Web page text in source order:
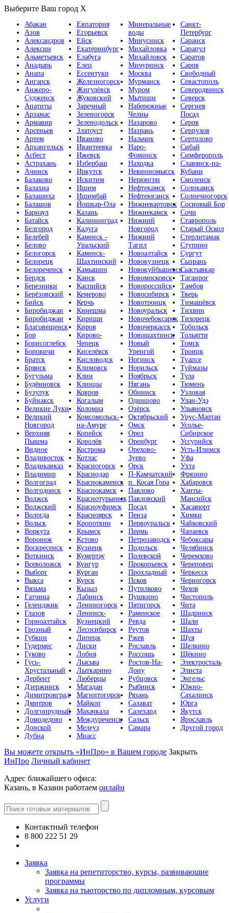
Выберите Ваш город X
Абакан
Азов
Александров
Алексин
Альметьевск
Анадырь
Анапа
Ангарск
Анжеро-
Судженск
Апатиты
Арзамас
Армавир
Арсеньев
Артем
Архангельск
Асбест
Астрахань
Ачинск
Балаково
Балахна
Балашиха
Балашов
Барнаул
Батайск
Белгород
Белебей
Белово
Белогорск
Белорецк
Белореченск
Бердск
Березники
Берёзовский
Бийск
Биробиджан
Биробиджан
Благовещенск
Бор
Борисоглебск
Боровичи
Братск
Брянск
Бугульма
Будённовск
Бузулук
Буйнакск
Великие Луки
Великий
Новгород
Верхняя
Пышма
Видное
Владивосток
Владикавказ
Владимир
Волгоград
Волгодонск
Волжск
Волжский
Вологда
Вольск
Воркута
Воронеж
Воскресенск
Воткинск
Всеволожск
Выборг
Выкса
Вязьма
Гатчина
Геленджик
Глазов
Горноалтайск
Грозный
Губкин
Гудермес
Гуково
Гусь-
Хрустальный
Дербент
Дзержинск
Димитровград
Дмитров
Долгопрудный
Домодедово
Донской
Дубна
Евпатория
Егорьевск
Ейск
Екатеринбург
Елабуга
Елец
Ессентуки
Железногорск
Жигулёвск
Жуковский
Заречный
Зеленогорск
Зеленодольск
Златоуст
Иваново
Ивантеевка
Ижевск
Избербаш
Иркутск
Искитим
Ишим
Ишимбай
Йошкар-Ола
Казань
Калининград
Калуга
Каменск -
Уральский
Каменск-
Шахтинский
Камышин
Канск
Каспийск
Кемерово
Керчь
Кинешма
Кириши
Киров
Кирово-
Чепецк
Киселёвск
Кисловодск
Климовск
Клин
Клинцы
Ковров
Когалым
Коломна
Комсомольск-
на-Амуре
Копейск
Королёв
Кострома
Котлас
Красногорск
Краснодар
Краснокаменск
Краснокамск
Краснотурьинск
Красноуфимск
Красноярск
Кропоткин
Крымск
Кстово
Кузнецк
Кумертау
Кунгур
Курган
Курск
Кызыл
Лабинск
Лениногорск
Ленинск-
Кузнецкий
Лесосибирск
Липецк
Лиски
Лобня
Лысьва
Лыткарино
Люберцы
Магадан
Магнитогорск
Майкоп
Махачкала
Междуреченск
Мелеуз
Миасс
Минеральные
воды
Минусинск
Михайловка
Михайловск
Мичуринск
Москва
Мурманск
Муром
Мытищи
Набережные
Челны
Назарово
Назрань
Нальчик
Наро-
Фоминск
Находка
Невинномысск
Нерюнгри
Нефтекамск
Нефтеюганск
Нижневартовск
Нижнекамск
Нижний
Новгород
Нижний
Тагил
Новоалтайск
Новокузнецк
Новокуйбышевск
Новомосковск
Новороссийск
Новосибирск
Новотроицк
Новоуральск
Новочебоксарск
Новочеркасск
Новошахтинск
Новый
Уренгой
Ногинск
Норильск
Ноябрьск
Нягань
Обнинск
Одинцово
Озёрск
Октябрьский
Омск
Орел
Оренбург
Орехово-
Зуево
Орск
П-Камчатский
п. Косая Гора
Павлово
Павловский
Посад
Пенза
Первоуральск
Пермь
Петрозаводск
Подольск
Полевской
Прокопьевск
Прохладный
Псков
Путилково
Пушкино
Пятигорск
Раменское
Ревда
Реутов
Ржев
Рославль
Россошь
Ростов-На-
Дону
Рубцовск
Рыбинск
Рязань
Салават
Салехард
Сальск
Самара
Санкт-
Петербург
Саранск
Сарапул
Саратов
Саров
Свободный
Севастополь
Северодвинск
Северск
Сергиев
Посад
Серов
Серпухов
Сертолово
Сибай
Симферополь
Славянск-на-
Кубани
Смоленск
Соликамск
Солнечногорск
Сосновый Бор
Сочи
Ставрополь
Старый Оскол
Стерлитамак
Ступино
Сургут
Сызрань
Сыктывкар
Таганрог
Тамбов
Тверь
Тимашёвск
Тихвин
Тихорецк
Тобольск
Тольятти
Томск
Троицк
Туапсе
Туймазы
Тула
Тюмень
Узловая
Улан-Удэ
Ульяновск
Урус-Мартан
Усолье-
Сибирское
Уссурийск
Усть-Илимск
Уфа
Ухта
Фрязино
Хабаровск
Ханты-
Мансийск
Хасавюрт
Химки
Чайковский
Чапаевск
Чебоксары
Челябинск
Черемхово
Череповец
Черкесск
Черногорск
Чехов
Чистополь
Чита
Шадринск
Шали
Шахты
Шуя
Щелкино
Щёкино
Электросталь
Элиста
Энгельс
Южно-
Сахалинск
Юрга
Якутск
Ярославль
Другой город
Вы можете открыть «ИнПро» в Вашем городе Закрыть
ИнПро Личный кабинет
Адрес ближайшего офиса:
Казань, в Казани работаем онлайн
Контактный телефон
8 800 222 51 29
Заявка
Заявка на репетиторство, курсы, развивающие
программы
Заявка на тьюторство по дипломным, курсовым
Услуги